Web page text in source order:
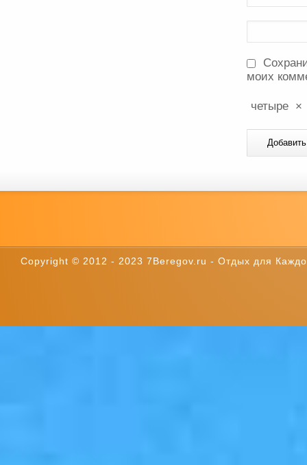
моих
четыре ×
Copyright © 2012 - 2023 7Beregov.ru - Отдых для